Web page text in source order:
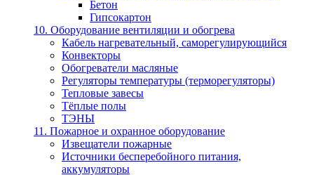
Бетон
Гипсокартон
10. Оборудование вентиляции и обогрева
Кабель нагревательный, саморегулирующийся
Конвекторы
Обогреватели масляные
Регуляторы температуры (терморегуляторы)
Тепловые завесы
Тёплые полы
ТЭНЫ
11. Пожарное и охранное оборудование
Извещатели пожарные
Источники бесперебойного питания,
аккумуляторы